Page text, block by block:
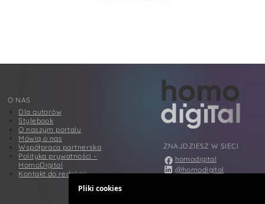
O NAS
Dla autorów
Stylebook
O naszym portalu
Mówią o nas
Współpraca partnerska
Polityka prywatności –
HomoDigital
Kontakt do redakcji
ZNAJDZIESZ W SIECI
homodigital
@homodigital
Pliki cookies